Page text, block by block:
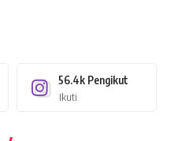
56.4k Pengikut
Ikuti